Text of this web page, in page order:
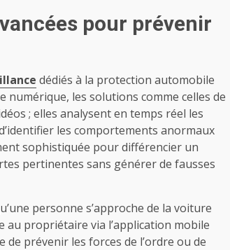
pour prévenir
dédiés à la protection automobile
numérique, les solutions comme celles de
; elles analysent en temps réel les
les comportements anormaux
sophistiquée pour différencier un
pertinentes sans générer de fausses
personne s’approche de la voiture
propriétaire via l’application mobile
de prévenir les forces de l’ordre ou de